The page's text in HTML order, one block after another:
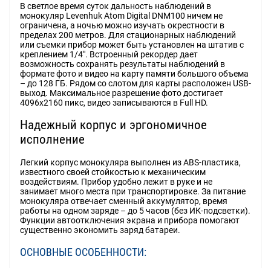
В светлое время суток дальность наблюдений в
монокуляр Levenhuk Atom Digital DNM100 ничем не
ограничена, а ночью можно изучать окрестности в
пределах 200 метров. Для стационарных наблюдений
или съемки прибор может быть установлен на штатив с
креплением 1/4". Встроенный рекордер дает
возможность сохранять результаты наблюдений в
формате фото и видео на карту памяти большого объема
– до 128 ГБ. Рядом со слотом для карты расположен USB-
выход. Максимальное разрешение фото достигает
4096x2160 пикс, видео записываются в Full HD.
Надежный корпус и эргономичное
исполнение
Легкий корпус монокуляра выполнен из ABS-пластика,
известного своей стойкостью к механическим
воздействиям. Прибор удобно лежит в руке и не
занимает много места при транспортировке. За питание
монокуляра отвечает сменный аккумулятор, время
работы на одном заряде – до 5 часов (без ИК-подсветки).
Функции автоотключения экрана и прибора помогают
существенно экономить заряд батареи.
ОСНОВНЫЕ ОСОБЕННОСТИ: